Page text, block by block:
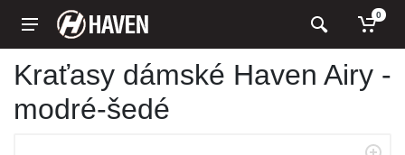
0
Kraťasy dámské Haven Airy -
modré-šedé